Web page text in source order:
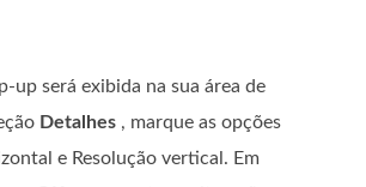
up será exibida na sua área de
Detalhes , marque as opções
e Resolução vertical. Em